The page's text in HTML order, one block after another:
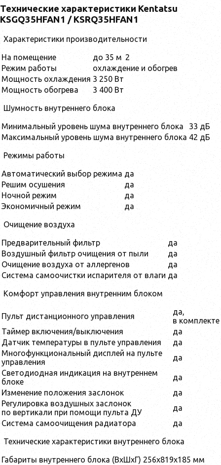
Технические характеристики Kentatsu
KSGQ35HFAN1 / KSRQ35HFAN1
Характеристики производительности
На помещение до 35 м 2
Режим работы
охлаждение и обогрев
Мощность охлаждения 3 250 Вт
Мощность обогрева
3 400 Вт
Шумность внутреннего блока
Минимальный уровень шума внутреннего блока
33 дБ
Максимальный уровень шума внутреннего блока 42 дБ
Режимы работы
Автоматический выбор режима да
Решим осушения
да
Ночной режим
да
Экономичный режим
да
Очищение воздуха
Предварительный фильтр
да
Воздушный фильтр очищения от пыли
да
Очищение воздуха от аллергенов
да
Система самоочистки испарителя от влаги да
Комфорт управления внутренним блоком
Пульт дистанционного управления
да,
в комплекте
Таймер включения/выключения
да
Датчик температуры в пульте управления
да
Многофункциональный дисплей на пульте
управления
да
Светодиодная индикация на внутреннем
блоке
да
Изменение положения заслонок
да
Регулировка воздушных заслонок
по вертикали при помощи пульта ДУ
да
Система самоочищения радиатора
да
Технические характеристики внутреннего блока
Габариты внутреннего блока (ВхШхГ) 256x819x185 мм